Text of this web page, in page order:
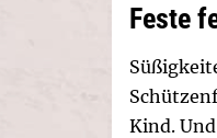
Feste
Kind.